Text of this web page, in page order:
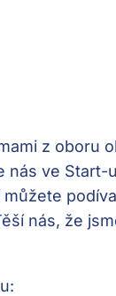
z oboru
nás ve Start-
nás, že